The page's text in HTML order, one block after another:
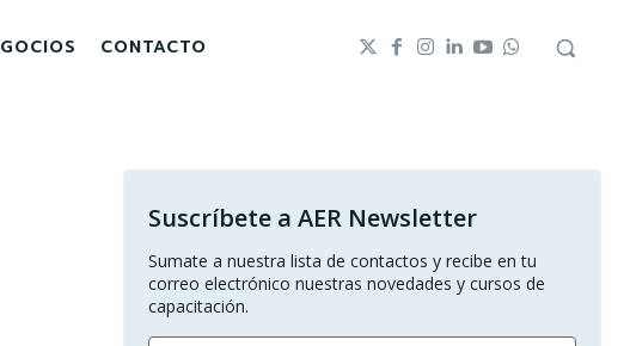
CONTACTO
Suscríbete a AER Newsletter
Sumate a nuestra lista de contactos y recibe en tu
correo electrónico nuestras novedades y cursos de
capacitación.